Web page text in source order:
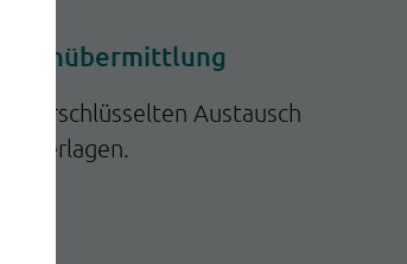
verschlüsselten Austausch
Unterlagen.